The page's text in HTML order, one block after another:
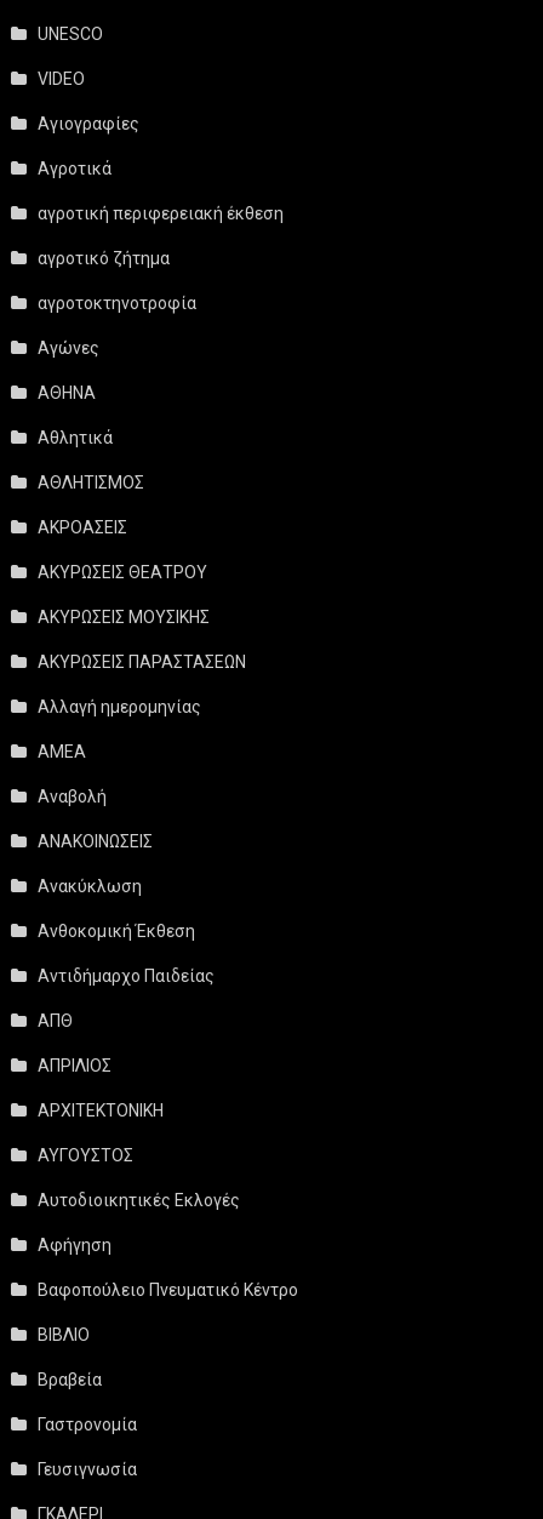
UNESCO
VIDEO
Αγιογραφίες
Αγροτικά
αγροτική περιφερειακή έκθεση
αγροτικό ζήτημα
αγροτοκτηνοτροφία
Αγώνες
ΑΘΗΝΑ
Αθλητικά
ΑΘΛΗΤΙΣΜΟΣ
ΑΚΡΟΑΣΕΙΣ
ΑΚΥΡΩΣΕΙΣ ΘΕΑΤΡΟΥ
ΑΚΥΡΩΣΕΙΣ ΜΟΥΣΙΚΗΣ
ΑΚΥΡΩΣΕΙΣ ΠΑΡΑΣΤΑΣΕΩΝ
Αλλαγή ημερομηνίας
ΑΜΕΑ
Αναβολή
ΑΝΑΚΟΙΝΩΣΕΙΣ
Ανακύκλωση
Ανθοκομική Έκθεση
Αντιδήμαρχο Παιδείας
ΑΠΘ
ΑΠΡΙΛΙΟΣ
ΑΡΧΙΤΕΚΤΟΝΙΚΗ
ΑΥΓΟΥΣΤΟΣ
Αυτοδιοικητικές Εκλογές
Αφήγηση
Βαφοπούλειο Πνευματικό Κέντρο
ΒΙΒΛΙΟ
Βραβεία
Γαστρονομία
Γευσιγνωσία
ΓΚΑΛΕΡΙ